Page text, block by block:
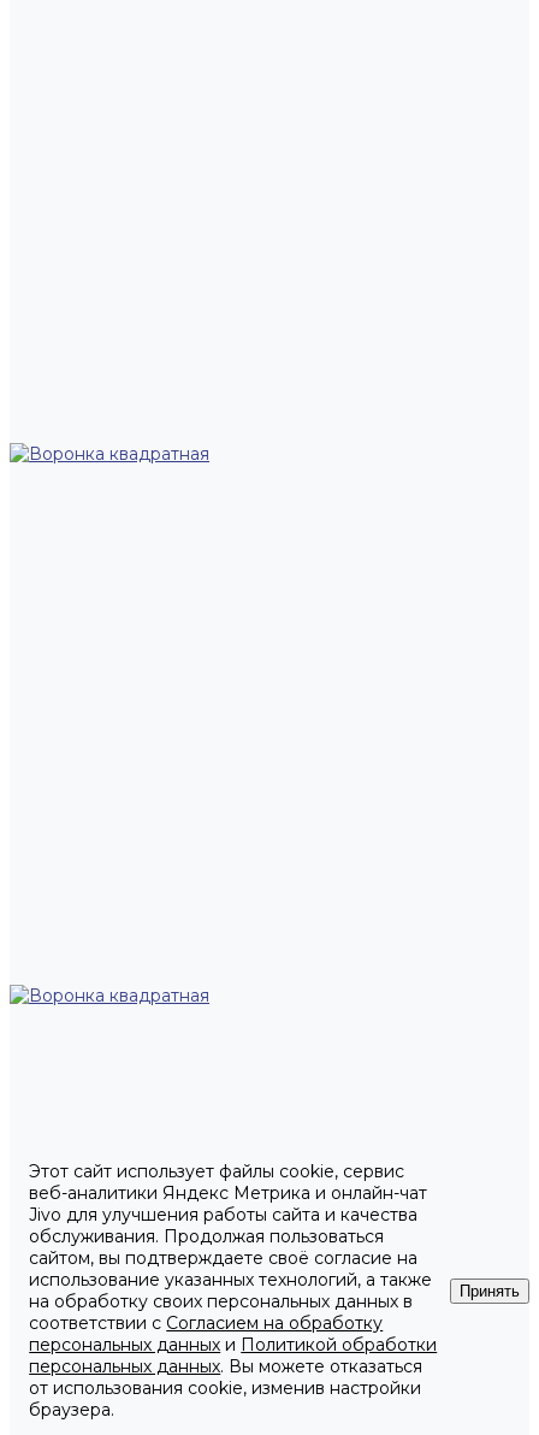
Этот сайт использует файлы cookie, сервис
веб-аналитики Яндекс Метрика и онлайн-чат
Jivo для улучшения работы сайта и качества
обслуживания. Продолжая пользоваться
сайтом, вы подтверждаете своё согласие на
использование указанных технологий, а также
на обработку своих персональных данных в
соответствии с Согласием на обработку
персональных данных и Политикой обработки
персональных данных. Вы можете отказаться
от использования cookie, изменив настройки
браузера.
Принять